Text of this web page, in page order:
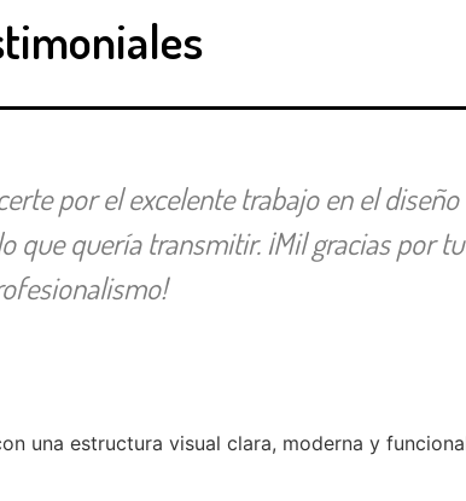
por el excelente trabajo en el
que quería transmitir. ¡Mil gracias por